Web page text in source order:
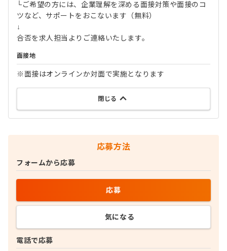
└ご希望の方には、企業理解を深める面接対策や面接のコ
ツなど、サポートをおこないます（無料）
↓
合否を求人担当よりご連絡いたします。
面接地
※面接はオンラインか対面で実施となります
閉じる
応募方法
電話で応募
フォームから応募
応募
気になる